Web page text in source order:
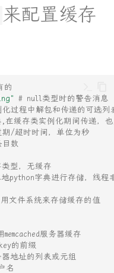
来配置缓存
的
# null类型时的警告消息
过程中解包和传递的可选
在缓存类实例化期间传递，
/超时时间，单位为秒
数
型，无缓存
python字典进行存储，线程
文件系统来存储缓存的值
服务器缓存
的前缀
地址的列表或元组
名